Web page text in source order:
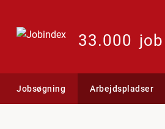
33.000
Jobsøgning Arbejdspladser